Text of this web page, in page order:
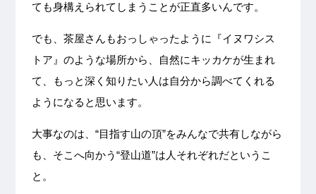
ても身構えられてしまうことが正直多いんです。
でも、茶屋さんもおっしゃったように『イヌワシス
トア』のような場所から、自然にキッカケが生まれ
て、もっと深く知りたい人は自分から調べてくれる
ようになると思います。
大事なのは、“目指す山の頂”をみんなで共有しながら
も、そこへ向かう“登山道”は人それぞれだというこ
と。